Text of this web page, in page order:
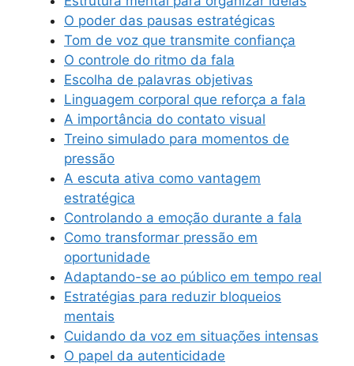
O poder das pausas estratégicas
Tom de voz que transmite confiança
O controle do ritmo da fala
Escolha de palavras objetivas
Linguagem corporal que reforça a fala
A importância do contato visual
Treino simulado para momentos de
pressão
A escuta ativa como vantagem
estratégica
Controlando a emoção durante a fala
Como transformar pressão em
oportunidade
Adaptando-se ao público em tempo real
Estratégias para reduzir bloqueios
mentais
Cuidando da voz em situações intensas
O papel da autenticidade